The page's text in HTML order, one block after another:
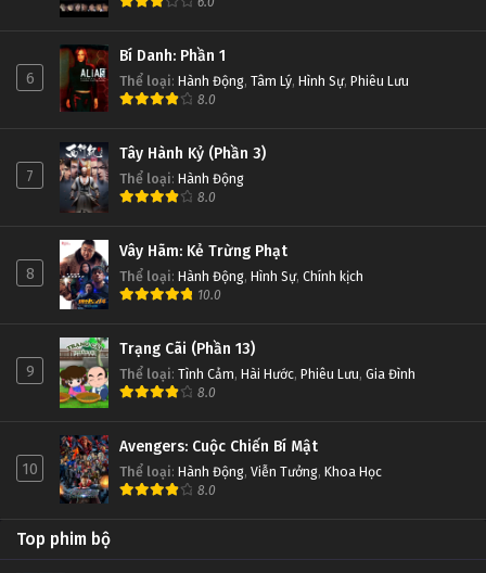
6
Bí Danh: Phần 1
Thể loại: Hành Động, Tâm Lý, Hình Sự, Phiêu Lưu
8.0
7
Tây Hành Kỷ (Phần 3)
Thể loại: Hành Động
8.0
8
Vây Hãm: Kẻ Trừng Phạt
Thể loại: Hành Động, Hình Sự, Chính kịch
10.0
9
Trạng Cãi (Phần 13)
Thể loại: Tình Cảm, Hài Hước, Phiêu Lưu, Gia Đình
8.0
10
Avengers: Cuộc Chiến Bí Mật
Thể loại: Hành Động, Viễn Tưởng, Khoa Học
8.0
Top phim bộ